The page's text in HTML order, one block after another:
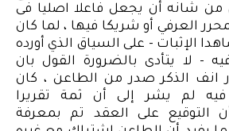
شانه أن يجعل فاعلا اصليا فى
العرفي أو شريكا فيها ، لما كان
الإثبات - على السياق الذي أورده
- لا يتأدى بالضرورة القول بان
انف الذكر صدر من الطاعن ، كان
لم يشر إلى أن ثمة تقريرا
التوقيع على العقد تم بمعرفة